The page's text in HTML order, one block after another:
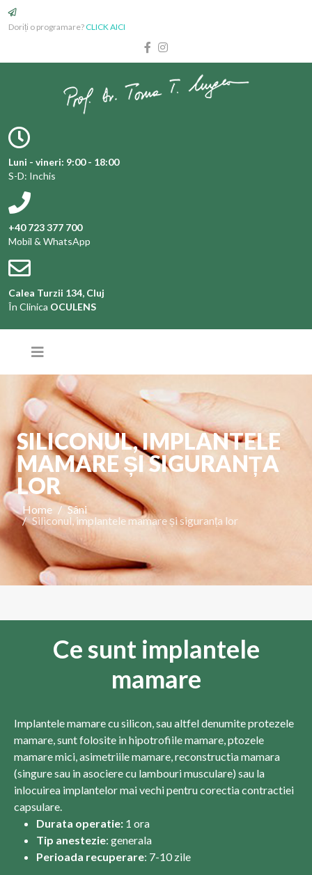
Doriți o programare? CLICK AICI
Luni - vineri: 9:00 - 18:00
S-D: Inchis
+40 723 377 700
Mobil & WhatsApp
Calea Turzii 134, Cluj
În Clinica OCULENS
SILICONUL, IMPLANTELE
MAMARE ȘI SIGURANȚA
LOR
Home
Sâni
Siliconul, implantele mamare și siguranța lor
Ce sunt implantele
mamare
Implantele mamare cu silicon, sau altfel denumite protezele
mamare, sunt folosite in hipotrofiile mamare, ptozele
mamare mici, asimetriile mamare, reconstructia mamara
(singure sau in asociere cu lambouri musculare) sau la
inlocuirea implantelor mai vechi pentru corectia contractiei
capsulare.
Durata operatie: 1 ora
Tip anestezie: generala
Perioada recuperare: 7-10 zile